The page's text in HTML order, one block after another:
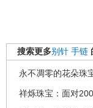
搜索更多别针 手链
永不凋零的花朵珠
祥烁珠宝：面对